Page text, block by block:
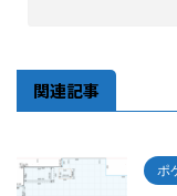
関連記事
ポ